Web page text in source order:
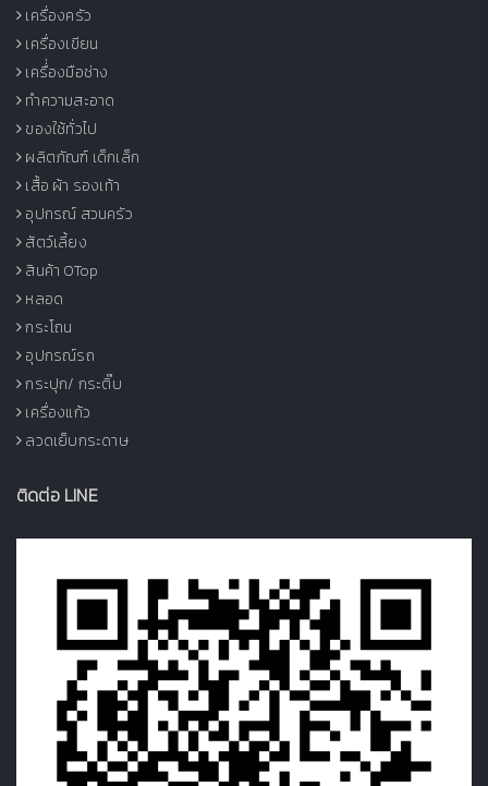
เครื่องครัว
เครื่องเขียน
เครื่่องมือช่าง
ทำความสะอาด
ของใช้ทั่วไป
ผลิตภัณฑ์ เด็กเล็ก
เสื้อ ผ้า รองเท้า
อุปกรณ์ สวนครัว
สัตว์เลี้ยง
สินค้า OTop
หลอด
กระโถน
อุปกรณ์รถ
กระปุก/ กระติ๊บ
เครื่องแก้ว
ลวดเย็บกระดาษ
ติดต่อ LINE